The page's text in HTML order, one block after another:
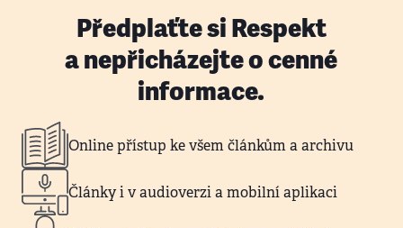
Předplaťte si Respekt
a nepřicházejte o cenné
informace.
Online přístup ke všem článkům a archivu
Články i v audioverzi a mobilní aplikaci